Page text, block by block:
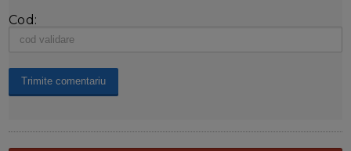
Cod: